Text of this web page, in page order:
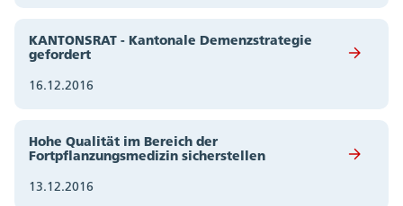
KANTONSRAT - Kantonale Demenzstrategie
gefordert
16.12.2016
Hohe Qualität im Bereich der
Fortpflanzungsmedizin sicherstellen
13.12.2016